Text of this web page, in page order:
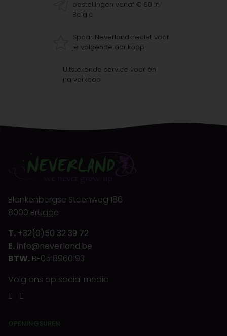
bestellingen vanaf € 60 in
België
Spaar Neverlandkrediet voor
je volgende aankoop
Uitstekende service voor én
na verkoop
Blankenbergse Steenweg 186
8000 Brugge
T. +32(0)50 32 39 72
E. info@neverland.be
BTW. BE0518960193
Volg ons op social media
OPENINGSUREN